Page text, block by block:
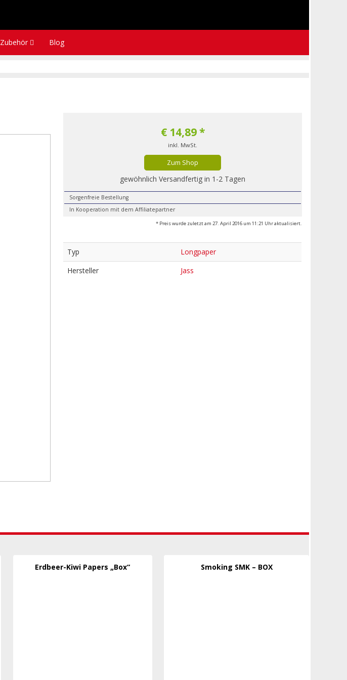
Zubehör Blog
€ 14,89*
inkl. MwSt.
Zum Shop
gewöhnlich Versandfertig in 1-2 Tagen
Sorgenfreie Bestellung
In Kooperation mit dem Affiliatepartner
* Preis wurde zuletzt am 27. April 2016 um 11:21 Uhr aktualisiert.
Typ
Longpaper
Hersteller
Jass
Erdbeer-Kiwi Papers „Box“ Smoking SMK – BOX